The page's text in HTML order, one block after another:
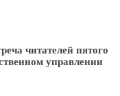
читателей пятого
управлении